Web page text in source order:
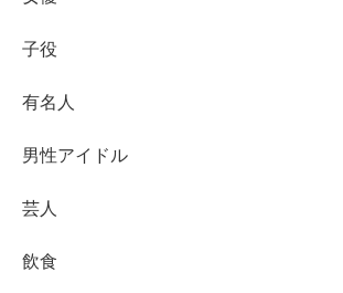
退」「卒業」「理由」といった強いワー
やすくなります。
特に芸能人の場合、少し露出が減っただ
ットが定番のように広がってしまいます
属モデルを卒業した経験がある人は、別
子役
有名人
男性アイドル
芸人
飲食